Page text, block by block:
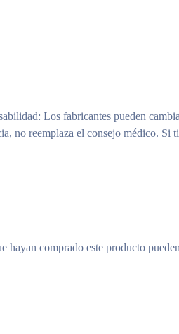
: Los fabricantes pueden
no reemplaza el consejo médico. Si
hayan comprado este producto